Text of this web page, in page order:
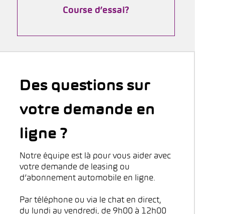
Course d’essai?
Des questions sur
votre demande en
ligne ?
Notre équipe est là pour vous aider avec
votre demande de leasing ou
d’abonnement automobile en ligne.
Par téléphone ou via le chat en direct,
du lundi au vendredi, de 9h00 à 12h00